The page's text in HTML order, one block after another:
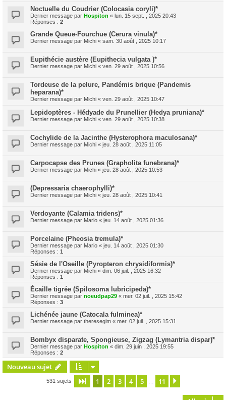
Noctuelle du Coudrier (Colocasia coryli)*
Dernier message par Hospiton « lun. 15 sept. , 2025 20:43
Réponses : 2
Grande Queue-Fourchue (Cerura vinula)*
Dernier message par Michi « sam. 30 août , 2025 10:17
Eupithécie austère (Eupithecia vulgata )*
Dernier message par Michi « ven. 29 août , 2025 10:56
Tordeuse de la pelure, Pandémis brique (Pandemis
heparana)*
Dernier message par Michi « ven. 29 août , 2025 10:47
Lepidoptères - Hédyade du Prunellier (Hedya pruniana)*
Dernier message par Michi « ven. 29 août , 2025 10:38
Cochylide de la Jacinthe (Hysterophora maculosana)*
Dernier message par Michi « jeu. 28 août , 2025 11:05
Carpocapse des Prunes (Grapholita funebrana)*
Dernier message par Michi « jeu. 28 août , 2025 10:53
(Depressaria chaerophylli)*
Dernier message par Michi « jeu. 28 août , 2025 10:41
Verdoyante (Calamia tridens)*
Dernier message par Mario « jeu. 14 août , 2025 01:36
Porcelaine (Pheosia tremula)*
Dernier message par Mario « jeu. 14 août , 2025 01:30
Réponses : 1
Sésie de l'Oseille (Pyropteron chrysidiformis)*
Dernier message par Michi « dim. 06 juil. , 2025 16:32
Réponses : 1
Écaille tigrée (Spilosoma lubricipeda)*
Dernier message par noeudpap29 « mer. 02 juil. , 2025 15:42
Réponses : 3
Lichénée jaune (Catocala fulminea)*
Dernier message par theresegim « mer. 02 juil. , 2025 15:31
Bombyx disparate, Spongieuse, Zigzag (Lymantria dispar)*
Dernier message par Hospiton « dim. 29 juin , 2025 19:55
Réponses : 2
Nouveau sujet
531 sujets Page 1sur11
1 2 3 4 5 11